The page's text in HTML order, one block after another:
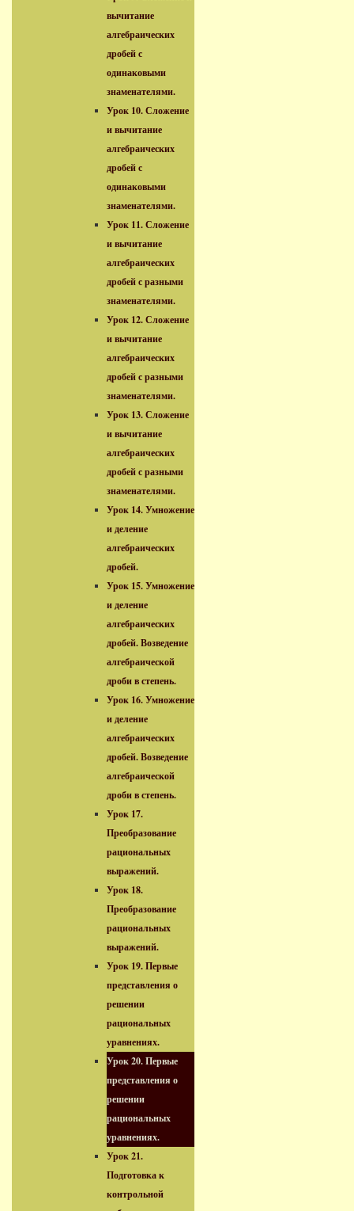
вычитание
алгебраических
дробей с
одинаковыми
знаменателями.
Урок 10. Сложение
и вычитание
алгебраических
дробей с
одинаковыми
знаменателями.
Урок 11. Сложение
и вычитание
алгебраических
дробей с разными
знаменателями.
Урок 12. Сложение
и вычитание
алгебраических
дробей с разными
знаменателями.
Урок 13. Сложение
и вычитание
алгебраических
дробей с разными
знаменателями.
Урок 14. Умножение
и деление
алгебраических
дробей.
Урок 15. Умножение
и деление
алгебраических
дробей. Возведение
алгебраической
дроби в степень.
Урок 16. Умножение
и деление
алгебраических
дробей. Возведение
алгебраической
дроби в степень.
Урок 17.
Преобразование
рациональных
выражений.
Урок 18.
Преобразование
рациональных
выражений.
Урок 19. Первые
представления о
решении
рациональных
уравнениях.
Урок 20. Первые
представления о
решении
рациональных
уравнениях.
Урок 21.
Подготовка к
контрольной